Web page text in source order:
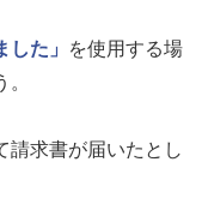
した」
を使用する場
請求書が届いたとし